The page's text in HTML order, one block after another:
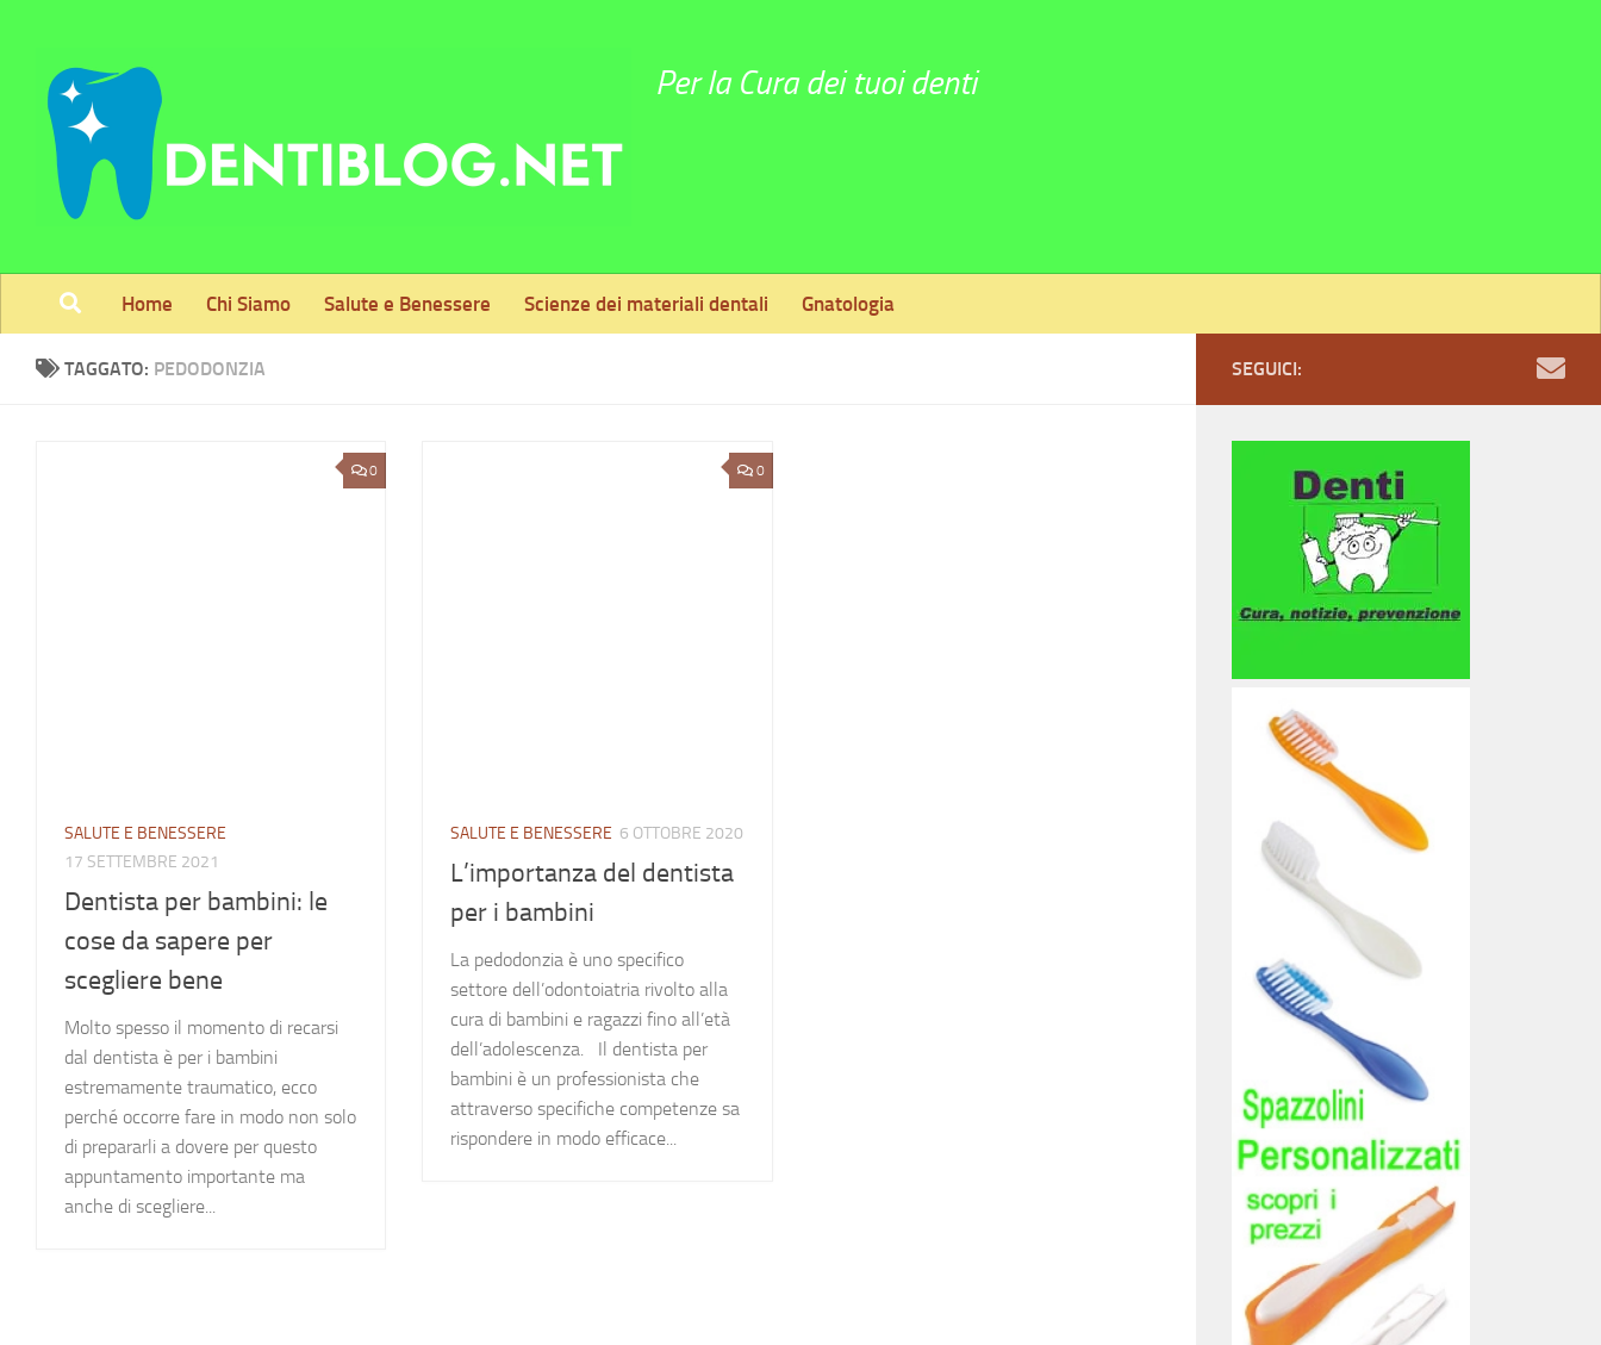
Per la Cura dei tuoi denti
Home Chi Siamo Salute e Benessere Scienze dei materiali dentali Gnatologia
TAGGATO: PEDODONZIA
0
SALUTE E BENESSERE
17 SETTEMBRE 2021
Dentista per bambini: le
cose da sapere per
scegliere bene
Molto spesso il momento di recarsi
dal dentista è per i bambini
estremamente traumatico, ecco
perché occorre fare in modo non solo
di prepararli a dovere per questo
appuntamento importante ma
anche di scegliere...
0
SALUTE E BENESSERE 6 OTTOBRE 2020
L’importanza del dentista
per i bambini
La pedodonzia è uno specifico
settore dell’odontoiatria rivolto alla
cura di bambini e ragazzi fino all’età
dell’adolescenza. Il dentista per
bambini è un professionista che
attraverso specifiche competenze sa
rispondere in modo efficace...
SEGUICI: